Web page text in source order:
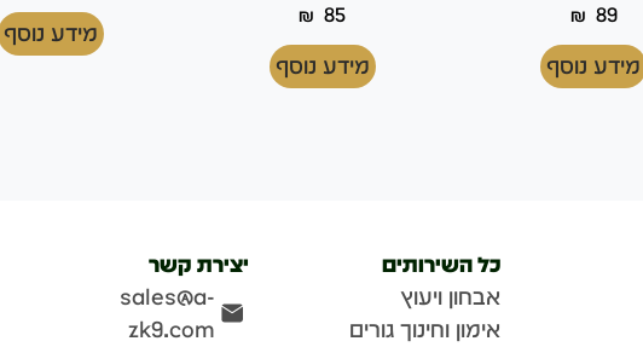
₪ 89
מידע נוסף
₪ 85
מידע נוסף
מידע נוסף
כל השירותים
אבחון ויעוץ
אימון וחינוך גורים
יצירת קשר
sales@a-
zk9.com